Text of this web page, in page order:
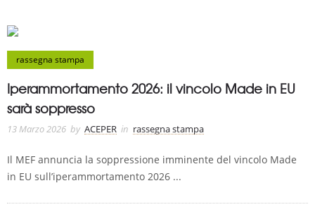
rassegna stampa
Iperammortamento 2026: il vincolo Made in EU
sarà soppresso
13 Marzo 2026 by ACEPER in rassegna stampa
Il MEF annuncia la soppressione imminente del vincolo Made
in EU sull’iperammortamento 2026 ...